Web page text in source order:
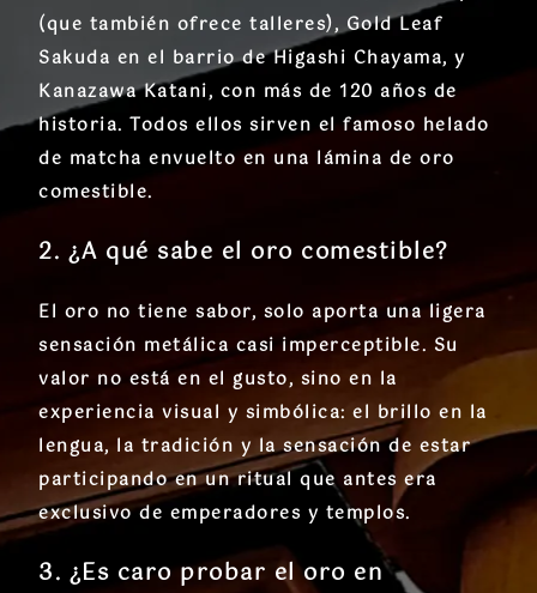
(que también ofrece talleres), Gold Leaf
Sakuda en el barrio de Higashi Chayama, y
Kanazawa Katani, con más de 120 años de
historia. Todos ellos sirven el famoso helado
de matcha envuelto en una lámina de oro
comestible.
2. ¿A qué sabe el oro comestible?
El oro no tiene sabor, solo aporta una ligera
sensación metálica casi imperceptible. Su
valor no está en el gusto, sino en la
experiencia visual y simbólica: el brillo en la
lengua, la tradición y la sensación de estar
participando en un ritual que antes era
exclusivo de emperadores y templos.
3. ¿Es caro probar el oro en